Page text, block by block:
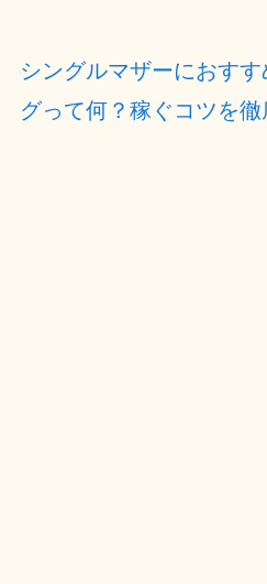
シングルマザーにおす
グって何？稼ぐコツを徹